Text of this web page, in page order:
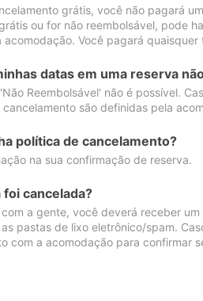
grátis, você não pagará
ou for não reembolsável, pode
Você pagará
datas em uma reserva
Reembolsável' não é possível.
são definidas pela
política de cancelamento?
na sua confirmação de reserva.
cancelada?
a gente, você deverá receber
pastas de lixo eletrônico/spam.
com a acomodação para confirmar